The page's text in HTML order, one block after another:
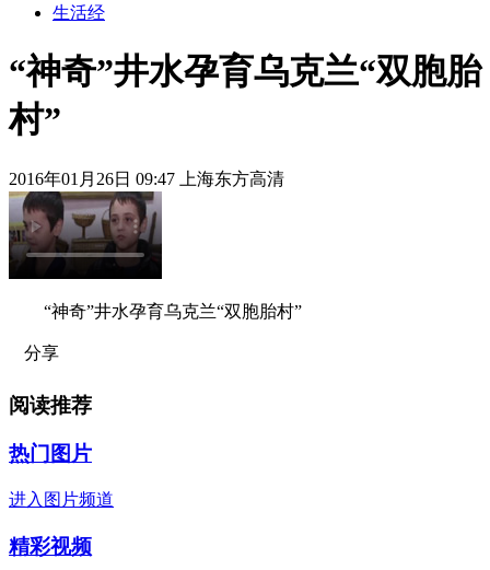
生活经
“神奇”井水孕育乌克兰“双胞胎
村”
2016年01月26日 09:47 上海东方高清
“神奇”井水孕育乌克兰“双胞胎村”
分享
阅读推荐
热门图片
进入图片频道
精彩视频